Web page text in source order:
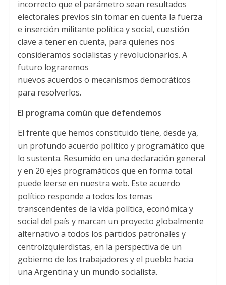
incorrecto que el parámetro sean resultados
electorales previos sin tomar en cuenta la fuerza
e inserción militante política y social, cuestión
clave a tener en cuenta, para quienes nos
consideramos socialistas y revolucionarios. A
futuro lograremos
nuevos acuerdos o mecanismos democráticos
para resolverlos.
El programa común que defendemos
El frente que hemos constituido tiene, desde ya,
un profundo acuerdo político y programático que
lo sustenta. Resumido en una declaración general
y en 20 ejes programáticos que en forma total
puede leerse en nuestra web. Este acuerdo
político responde a todos los temas
transcendentes de la vida política, económica y
social del país y marcan un proyecto globalmente
alternativo a todos los partidos patronales y
centroizquierdistas, en la perspectiva de un
gobierno de los trabajadores y el pueblo hacia
una Argentina y un mundo socialista.